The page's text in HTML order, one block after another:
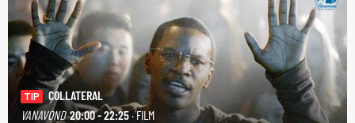
TIP
COLLATERAL
VANAVOND 20:00 - 22:25· FILM